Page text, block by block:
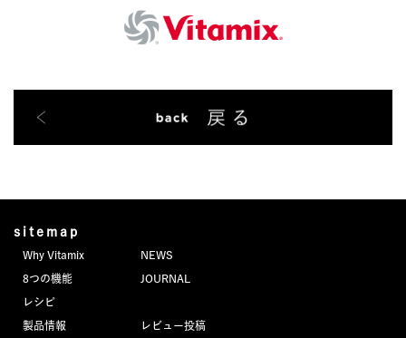
sitemap
Why Vitamix
8つの機能
レシピ
製品情報
NEWS
JOURNAL
レビュー投稿